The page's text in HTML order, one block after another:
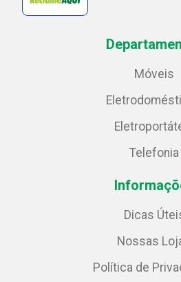
Móveis
Telefonia
Dicas
Nossas
Política de